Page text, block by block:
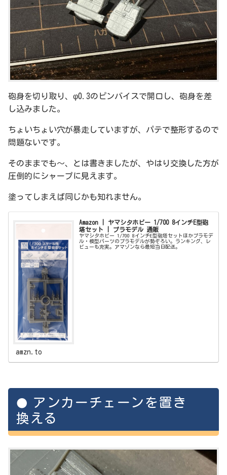
砲身を切り取り、φ0.3のピンバイスで開口し、砲身を差
し込みました。
ちょいちょい穴が暴走していますが、パテで整形するので
問題ないです。
そのままでも～、とは書きましたが、やはり交換した方が
圧倒的にシャープに見えます。
塗ってしまえば同じかも知れません。
Amazon | ヤマシタホビー 1/700 8インチE型砲
塔セット | プラモデル 通販
ヤマシタホビー 1/700 8インチE型砲塔セットほかプラモデ
ル・模型パーツのプラモデルが勢ぞろい。ランキング、レ
ビューも充実。アマゾンなら最短当日配送。
amzn.to
アンカーチェーンを置き
換える